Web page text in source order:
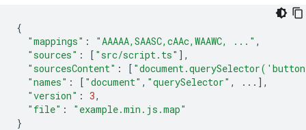
{
"mappings" : "AAAAA,SAASC,cAAc,WAAWC, ..." ,
"sources" : [ "src/script.ts" ],
"sourcesContent" : [
"names" : [ "document" , "querySelector" ,
...],
"version" : 3,
"file" :
"example.min.js.map"
}